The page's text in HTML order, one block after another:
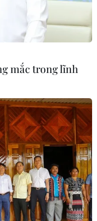
TÁM, KHÚC THANH
định sử dụng
trợ
mắc trong lĩnh